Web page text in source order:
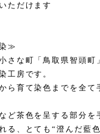
ただけます
染≫
さな町「鳥取県智頭町
工房です。
ら育て染色までを全て
ど茶色を呈する部分を
る、とても“澄んだ藍